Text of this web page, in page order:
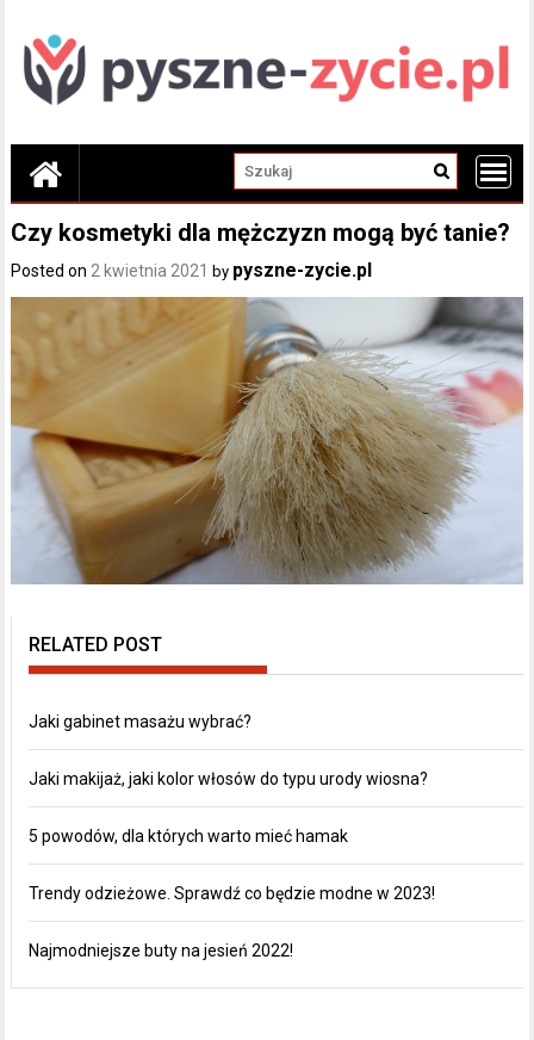
content
Czy kosmetyki dla mężczyzn mogą być tanie?
Posted on 2 kwietnia 2021 by pyszne-zycie.pl
RELATED POST
Jaki gabinet masażu wybrać?
Jaki makijaż, jaki kolor włosów do typu urody wiosna?
5 powodów, dla których warto mieć hamak
Trendy odzieżowe. Sprawdź co będzie modne w 2023!
Najmodniejsze buty na jesień 2022!